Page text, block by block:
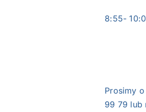
8:55-
Prosimy
99 79 lub